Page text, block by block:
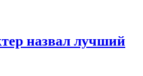
назвал лучший